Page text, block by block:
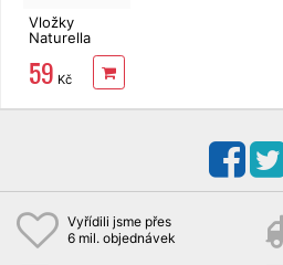
Vložky
Naturella
Ultra Normal
20 ks
59 Kč
Vyřídili jsme přes
6 mil. objednávek